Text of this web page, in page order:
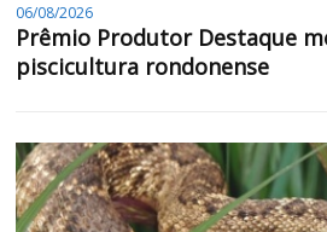
06/08/2026
Prêmio Produtor Destaque
piscicultura rondonense